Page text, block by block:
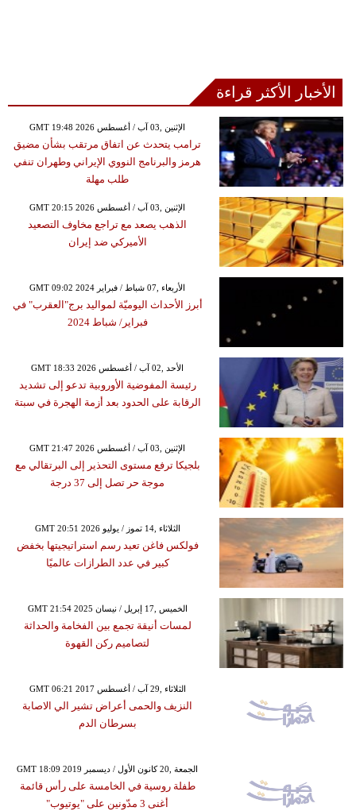
الأخبار الأكثر قراءة
GMT 19:48 2026 الإثنين ,03 آب / أغسطس
ترامب يتحدث عن اتفاق مرتقب بشأن مضيق
هرمز والبرنامج النووي الإيراني وطهران تنفي
طلب مهلة
GMT 20:15 2026 الإثنين ,03 آب / أغسطس
الذهب يصعد مع تراجع مخاوف التصعيد
الأميركي ضد إيران
GMT 09:02 2024 الأربعاء ,07 شباط / فبراير
أبرز الأحداث اليوميّة لمواليد برج"العقرب" في
فبراير/ شباط 2024
GMT 18:33 2026 الأحد ,02 آب / أغسطس
رئيسة المفوضية الأوروبية تدعو إلى تشديد
الرقابة على الحدود بعد أزمة الهجرة في سبتة
GMT 21:47 2026 الإثنين ,03 آب / أغسطس
بلجيكا ترفع مستوى التحذير إلى البرتقالي مع
موجة حر تصل إلى 37 درجة
GMT 20:51 2026 الثلاثاء ,14 تموز / يوليو
فولكس فاغن تعيد رسم استراتيجيتها بخفض
كبير في عدد الطرازات عالميًا
GMT 21:54 2025 الخميس ,17 إبريل / نيسان
لمسات أنيقة تجمع بين الفخامة والحداثة
لتصاميم ركن القهوة
GMT 06:21 2017 الثلاثاء ,29 آب / أغسطس
النزيف والحمى أعراض تشير الي الاصابة
بسرطان الدم
GMT 18:09 2019 الجمعة ,20 كانون الأول / ديسمبر
طفلة روسية في الخامسة على رأس قائمة
أغنى 3 مدّونين على "يوتيوب"